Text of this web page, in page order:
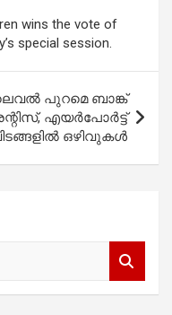
wins the vote of
special session.
പുറമെ ബാങ്ക്
എയർപോർട്ട്
ഒഴിവുകൾ